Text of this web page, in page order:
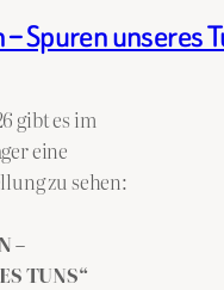
Spuren unseres
gibt es im
eine
zu sehen:
–
TUNS“